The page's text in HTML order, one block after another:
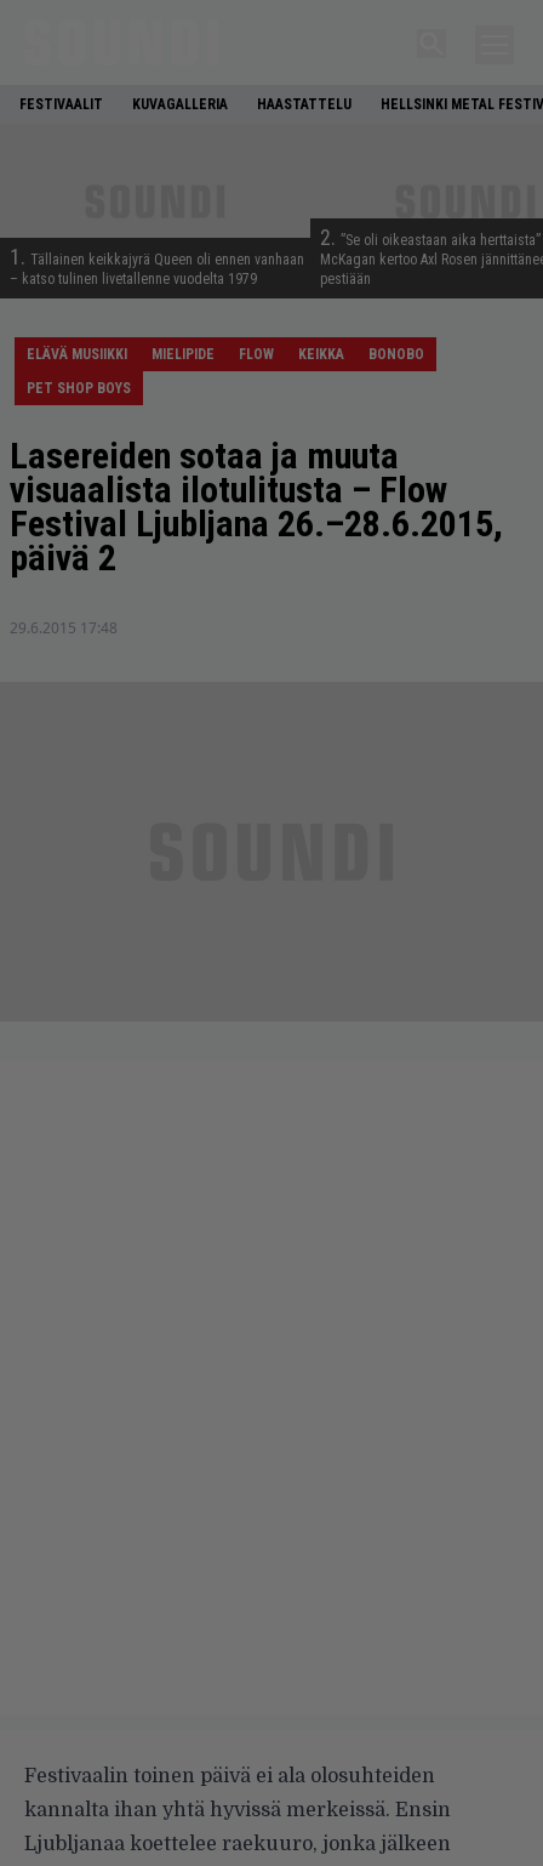
FESTIVAALIT KUVAGALLERIA HAASTATTELU HELLSINKI METAL
1. Tällainen keikkajyrä Queen oli ennen vanhaan
– katso tulinen livetallenne vuodelta 1979
2. ”Se oli oikeastaan aika
McKagan kertoo Axl Rosen
pestiään
ELÄVÄ MUSIIKKI MIELIPIDE FLOW KEIKKA
BONOBO
PET SHOP BOYS
Lasereiden sotaa ja muuta
visuaalista ilotulitusta – Flow
Festival Ljubljana 26.–28.6.2015,
päivä 2
29.6.2015 17:48
Festivaalin toinen päivä ei ala olosuhteiden
kannalta ihan yhtä hyvissä merkeissä. Ensin
Ljubljanaa koettelee raekuuro, jonka jälkeen